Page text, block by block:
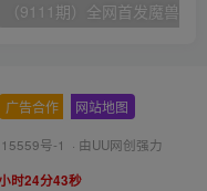
广告合作 网站地图
号-1 · 由UU网创强力
时24分44秒